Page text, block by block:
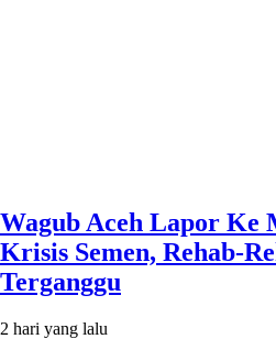
Wagub Aceh Lapor Ke
Krisis Semen, Rehab-
Terganggu
2 hari yang lalu